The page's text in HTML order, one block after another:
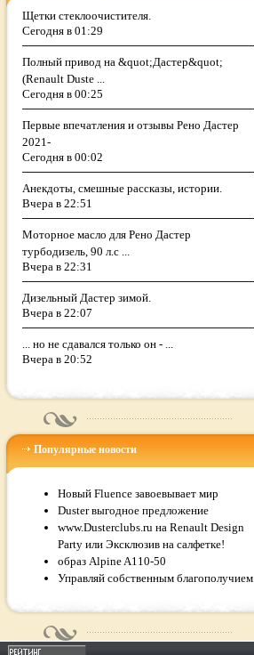
Щетки стеклоочистителя.
Сегодня в 01:29
Полный привод на &quot;Дастер&quot;
(Renault Duste ...
Сегодня в 00:25
Первые впечатления и отзывы Рено Дастер
2021-
Сегодня в 00:02
Анекдоты, смешные рассказы, истории.
Вчера в 22:51
Моторное масло для Рено Дастер
турбодизель, 90 л.с ...
Вчера в 22:31
Дизельный Дастер зимой.
Вчера в 22:07
... но не сдавался только он - ...
Вчера в 20:52
Популярные новости
Новый Fluence завоевывает мир
Duster выгодное предложение
www.Dusterclubs.ru на Renault Design
Party или Эксклюзив на салфетке!
образ Alpine A110-50
Управляй собственным благополучием